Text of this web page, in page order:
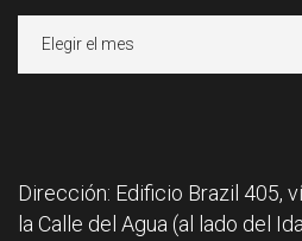
Dirección: Edificio Brazil 405,
la Calle del Agua (al lado del